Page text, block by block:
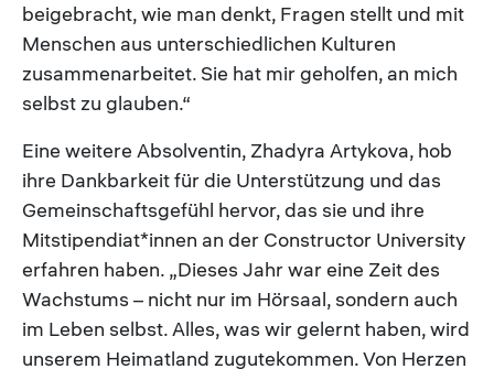
beigebracht, wie man denkt, Fragen stellt und mit
Menschen aus unterschiedlichen Kulturen
zusammenarbeitet. Sie hat mir geholfen, an mich
selbst zu glauben.“
Eine weitere Absolventin, Zhadyra Artykova, hob
ihre Dankbarkeit für die Unterstützung und das
Gemeinschaftsgefühl hervor, das sie und ihre
Mitstipendiat*innen an der Constructor University
erfahren haben. „Dieses Jahr war eine Zeit des
Wachstums – nicht nur im Hörsaal, sondern auch
im Leben selbst. Alles, was wir gelernt haben, wird
unserem Heimatland zugutekommen. Von Herzen